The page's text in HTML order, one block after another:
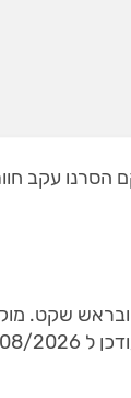
ובראש שקט.